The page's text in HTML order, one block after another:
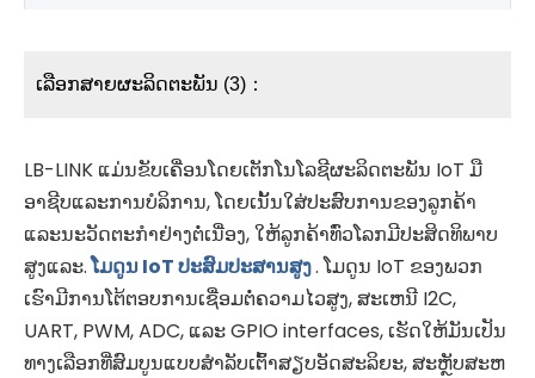
ເລືອກສາຍຜະລິດຕະພັນ (3)：
LB-LINK ແມ່ນຂັບເຄື່ອນໂດຍເຕັກໂນໂລຊີຜະລິດຕະພັນ IoT ມື
ອາຊີບແລະການບໍລິການ, ໂດຍເນັ້ນໃສ່ປະສົບການຂອງລູກຄ້າ
ແລະນະວັດຕະກໍາຢ່າງຕໍ່ເນື່ອງ, ໃຫ້ລູກຄ້າທົ່ວໂລກມີປະສິດທິພາບ
ສູງແລະ.ໂມດູນ IoT ປະສົມປະສານສູງ. ໂມດູນ IoT ຂອງພວກ
ເຮົາມີການໂຕ້ຕອບການເຊື່ອມຕໍ່ຄວາມໄວສູງ, ສະເຫນີ I2C,
UART, PWM, ADC, ແລະ GPIO interfaces, ເຮັດໃຫ້ມັນເປັນ
ທາງເລືອກທີ່ສົມບູນແບບສໍາລັບເຕົ້າສຽບອັດສະລິຍະ, ສະຫຼັບສະຫ